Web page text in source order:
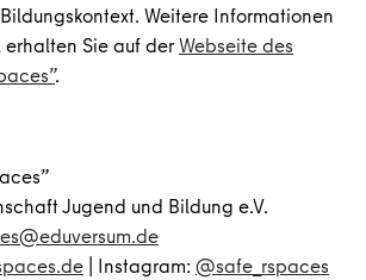
Weitere Informationen
Sie auf derWebseite des
.
Jugend und Bildung e.V.
| Instagram:@safe_rspaces